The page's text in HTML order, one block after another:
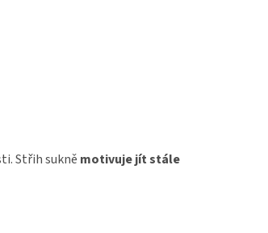
Střih sukně motivuje jít stále